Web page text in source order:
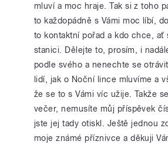
mluví a moc hraje. Tak si z toho
to každopádně s Vámi moc líbí,
to kontaktní pořad a kdo chce, ať
stanici. Dělejte to, prosím, i
podle svého a nenechte se
lidí, jak o Noční lince mluvíme a
že se to s Vámi víc užije. Takže
večer, nemusíte můj příspěvek
jste jej tady otiskl. Ještě jednou
moje známé příznivce a děkuji